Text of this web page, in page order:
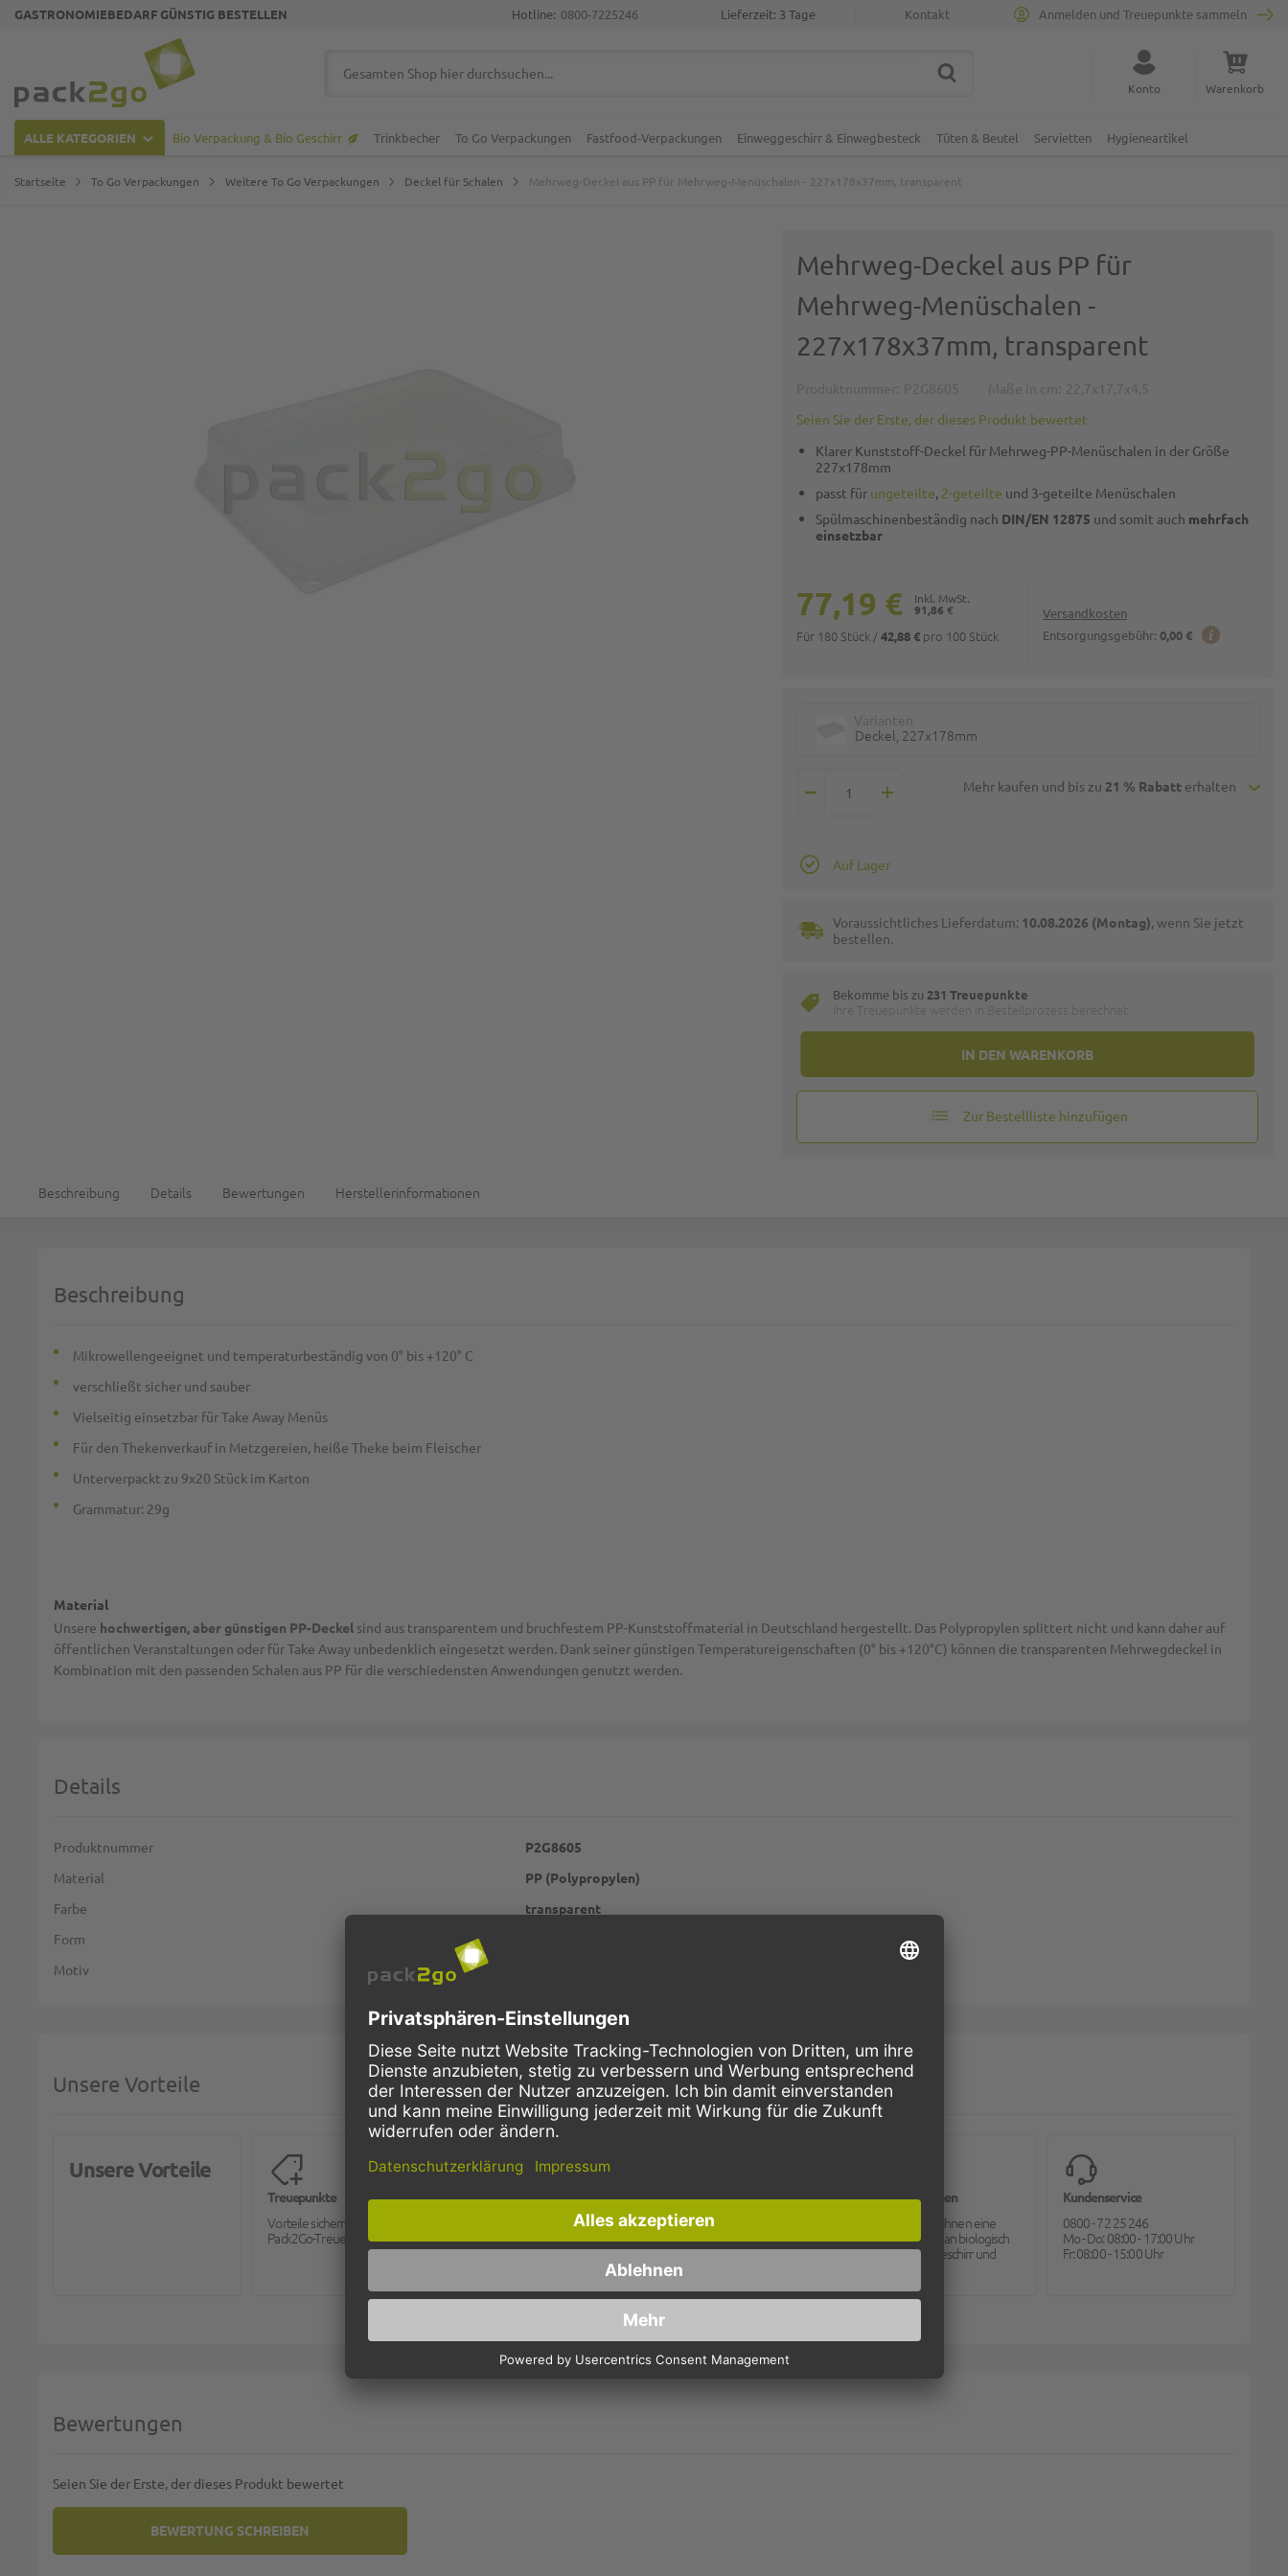
GASTRONOMIEBEDARF GÜNSTIG BESTELLEN Kontakt
Lieferzeit: 3 Tage
Hotline: 0800-7225246 Anmelden und Treuepunkte sammeln
Suche schließen
SUCHE Konto Warenkorb
ALLE KATEGORIEN Bio Verpackung & Bio Geschirr Trinkbecher To Go Verpackungen Fastfood-Verpackungen Einweggeschirr & Einwegbesteck Tüten & Beutel Servietten Hygieneartikel
Startseite To Go Verpackungen Weitere To Go Verpackungen Deckel für Schalen Mehrweg-Deckel aus PP für Mehrweg-Menüschalen - 227x178x37mm, transparent
Mehrweg-Deckel aus PP für
Mehrweg-Menüschalen -
227x178x37mm, transparent
Seien Sie der Erste, der dieses Produkt bewertet
Klarer Kunststoff-Deckel für Mehrweg-PP-Menüschalen in der Größe
227x178mm
passt für ungeteilte, 2-geteilte und 3-geteilte Menüschalen
Spülmaschinenbeständig nach DIN/EN 12875 und somit auch mehrfach
einsetzbar
Versandkosten
Entsorgungsgebühr: 0,00 €
91,86 €
77,19 €
Für 180 Stück /42,88 € pro 100 Stück
Deckel, 227x178mm
Mehr kaufen und bis zu 21 % Rabatterhalten
IN DEN WARENKORB
Auf Lager
Voraussichtliches Lieferdatum: 10.08.2026 (Montag), wenn Sie jetzt
bestellen.
Bekomme bis zu 231 Treuepunkte
Zur Bestellliste hinzufügen
Beschreibung Details Bewertungen Herstellerinformationen
Beschreibung
Mikrowellengeeignet und temperaturbeständig von 0° bis +120° C
verschließt sicher und sauber
Vielseitig einsetzbar für Take Away Menüs
Für den Thekenverkauf in Metzgereien, heiße Theke beim Fleischer
Unterverpackt zu 9x20 Stück im Karton
Grammatur: 29g
Material
Unsere hochwertigen, aber günstigen PP-Deckel sind aus transparentem und bruchfestem PP-Kunststoffmaterial in Deutschland hergestellt. Das Polypropylen splittert nicht und kann daher auf
öffentlichen Veranstaltungen oder für Take Away unbedenklich eingesetzt werden. Dank seiner günstigen Temperatureigenschaften (0° bis +120°C) können die transparenten Mehrwegdeckel in
Kombination mit den passenden Schalen aus PP für die verschiedensten Anwendungen genutzt werden.
Details
Weitere Informationen
Produktnummer
P2G8605
Material
PP (Polypropylen)
Farbe
transparent
Form
Motiv
Unsere Vorteile
Unsere Vorteile
Treuepunkte
Vorteile sichern mit dem
Pack2Go-Treueprogramm.
Schnelle Lieferung
Bestellungen bis 10 Uhr,
werden in der Regel noch am
selben Tag verschickt.
Kostenloser Versand
Innerhalb Deutschlands, bei
Bestellungen ab 150,- Euro
Netto-Warenwert.
Bioverpackungen
Pack2go bietet Ihnen eine
große Auswahl an biologisch
abbaubarem Geschirr und
Kundenservice
0800 - 72 25 246
Mo - Do: 08:00 - 17:00 Uhr
Fr: 08:00 - 15:00 Uhr
Bewertungen
Seien Sie der Erste, der dieses Produkt bewertet
BEWERTUNG SCHREIBEN